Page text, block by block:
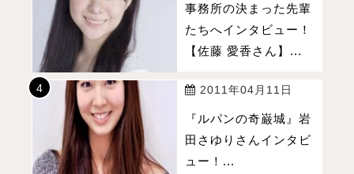
事務所の決まった先輩
たちへインタビュー！
【佐藤 愛香さん】...
2011年04月11日
『ルパンの奇巌城』岩
田さゆりさんインタビ
ュー！...